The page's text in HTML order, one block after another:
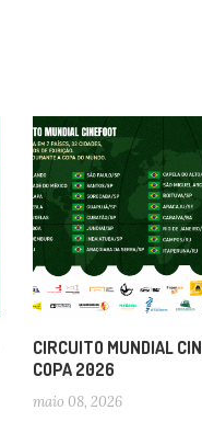
CIRCUITO MUNDIAL
COPA 2026
maio 08, 2026